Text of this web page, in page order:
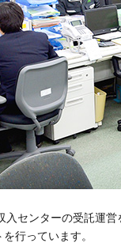
入センターの受託運
行っています。